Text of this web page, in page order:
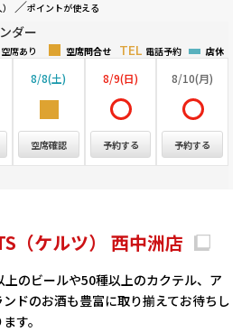
ポイントが使える
ダー
店休
電話予約
空席問合せ
空席あり
8/8(土)
空席確認
8/9(日)
予約する
8/10(月)
予約する
（ケルツ） 西中洲店
上のビールや50種以上のカクテル、ア
ンドのお酒も豊富に取り揃えてお待ちし
す。